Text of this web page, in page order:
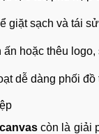
giặt sạch và tái
hoặc thêu
dễ dàng phối
còn là giải